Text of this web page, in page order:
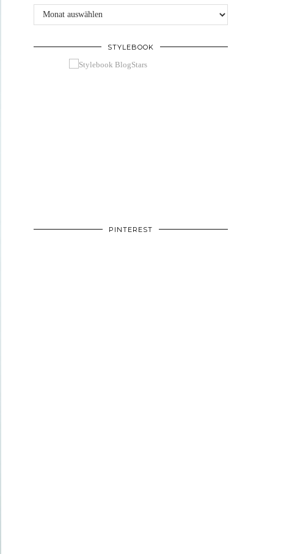
Archive
STYLEBOOK
PINTEREST